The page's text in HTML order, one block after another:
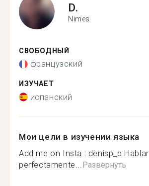
D.
Nimes
СВОБОДНЫЙ
французский
ИЗУЧАЕТ
испанский
Мои цели в изучении языка
Add me on Insta : denisp_p Hablar
perfectamente... Развернуть